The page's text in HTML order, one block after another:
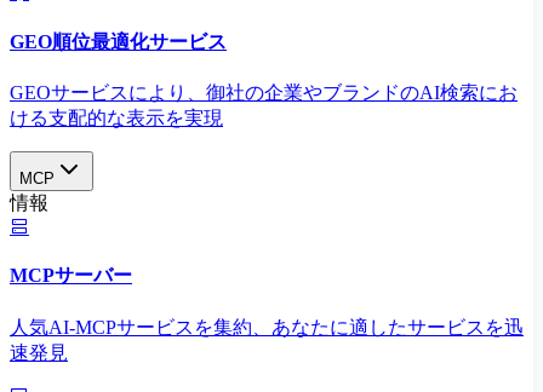
GEO順位最適化サービス
GEOサービスにより、御社の企業やブランドのAI検索にお
ける支配的な表示を実現​
MCP
情報
MCPサーバー
人気AI-MCPサービスを集約、あなたに適したサービスを迅
速発見